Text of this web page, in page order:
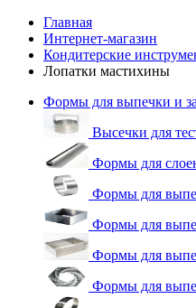
Главная
Интернет-магазин
Кондитерские
Лопатки мастихины
Формы для выпечки и
Высечки для
Формы для
Формы для
Формы для
Формы для
Формы для